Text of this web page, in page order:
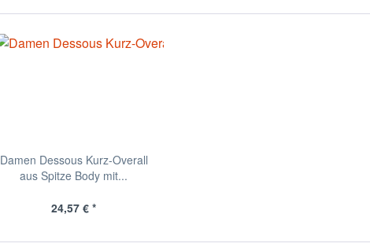
Damen Dessous Kurz-Overall
aus Spitze Body mit...
24,57 € *